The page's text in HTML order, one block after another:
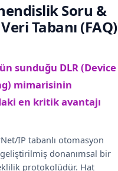
Soru &
Tabanı (FAQ)
sunduğu DLR (Device
mimarisinin
en kritik avantajı
IP tabanlı otomasyon
donanımsal bir
protokolüdür. Hat